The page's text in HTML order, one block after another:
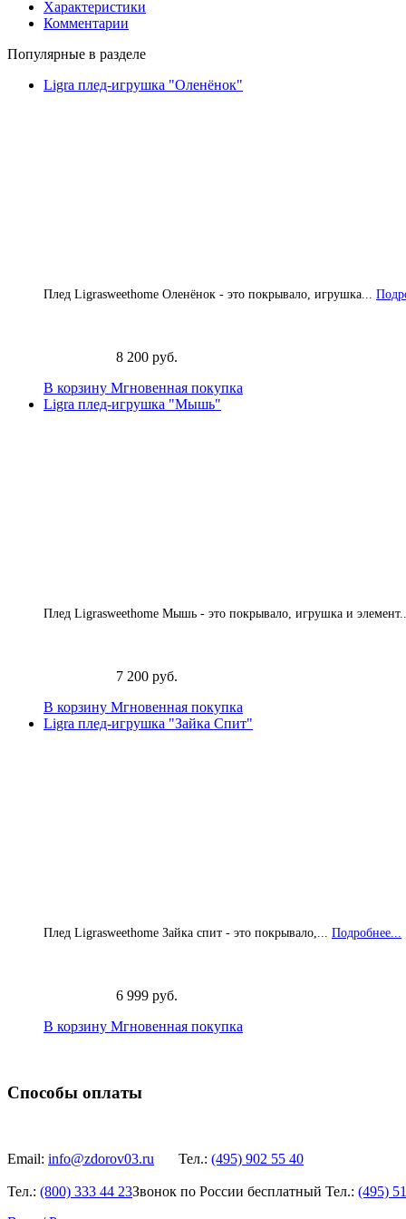
Характеристики
Комментарии
Популярные в разделе
Ligra плед-игрушка "Оленёнок"
Плед Ligrasweethome Оленёнок - это покрывало, игрушка...
8 200 руб.
В корзину Мгновенная покупка
Ligra плед-игрушка "Мышь"
Плед Ligrasweethome Мышь - это покрывало, игрушка и
7 200 руб.
В корзину Мгновенная покупка
Ligra плед-игрушка "Зайка Спит"
Плед Ligrasweethome Зайка спит - это покрывало,... Подробнее...
6 999 руб.
В корзину Мгновенная покупка
Способы оплаты
Email: info@zdorov03.ru Тел.: (495) 902 55 40
Тел.: (800) 333 44 23Звонок по России бесплатный Тел.: (495)